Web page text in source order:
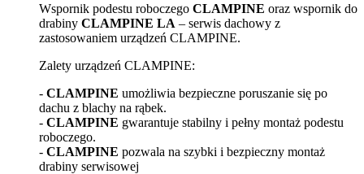
Wspornik podestu roboczego CLAMPINE oraz wspornik do
drabiny CLAMPINE LA – serwis dachowy z
zastosowaniem urządzeń CLAMPINE.
Zalety urządzeń CLAMPINE:
- CLAMPINE umożliwia bezpieczne poruszanie się po
dachu z blachy na rąbek.
- CLAMPINE gwarantuje stabilny i pełny montaż podestu
roboczego.
- CLAMPINE pozwala na szybki i bezpieczny montaż
drabiny serwisowej